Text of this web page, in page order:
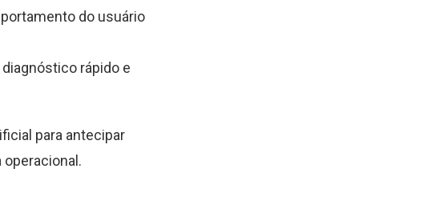
do usuário
rápido e
para antecipar